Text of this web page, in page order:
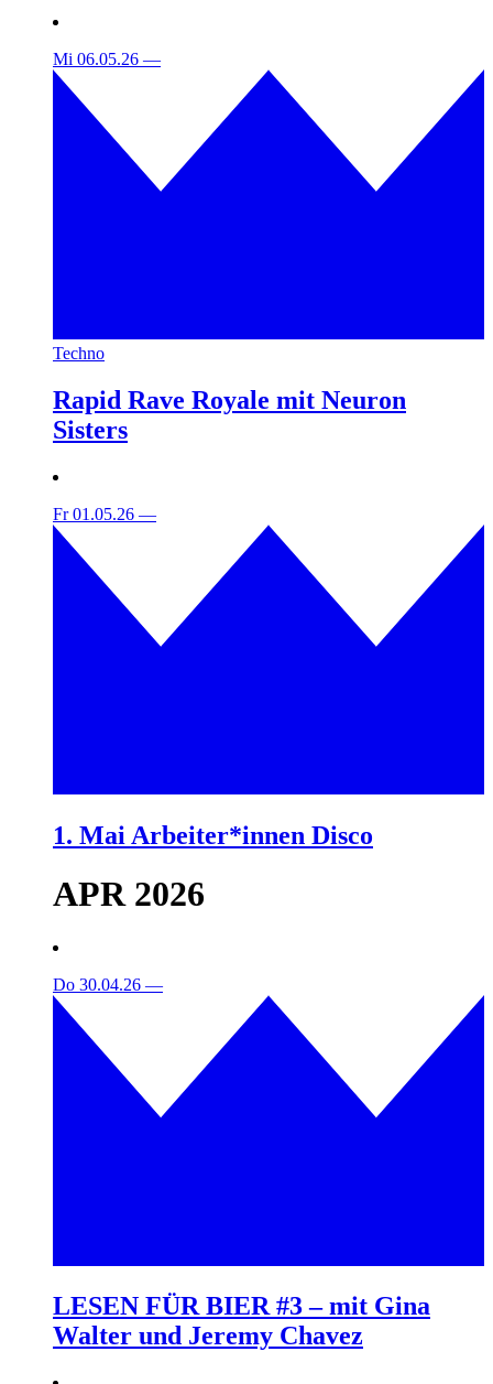
Mi 06.05.26 —
Techno
Rapid Rave Royale mit Neuron
Sisters
Fr 01.05.26 —
1. Mai Arbeiter*innen Disco
APR 2026
Do 30.04.26 —
LESEN FÜR BIER #3 – mit Gina
Walter und Jeremy Chavez